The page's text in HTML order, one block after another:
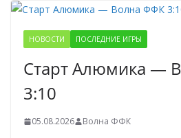
НОВОСТИ ПОСЛЕДНИЕ ИГРЫ
Старт Алюмика —
3:10
05.08.2026 Волна ФФК